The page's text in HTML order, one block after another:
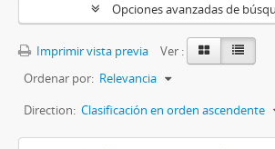
Opciones avanzadas de
Imprimir vista previa
Ver :
Ordenar por: Relevancia
Direction: Clasificación en orden ascendente